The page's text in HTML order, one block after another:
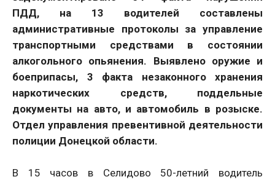
ПДД, на 13 водителей составлены
административные протоколы за управление
транспортными средствами в состоянии
алкогольного опьянения. Выявлено оружие и
боеприпасы, 3 факта незаконного хранения
наркотических средств, поддельные
документы на авто, и автомобиль в розыске.
Отдел управления превентивной деятельности
полиции Донецкой области.
В 15 часов в Селидово 50-летний водитель